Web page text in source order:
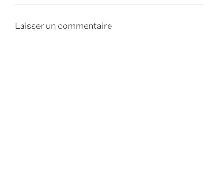
Laisser un commentaire